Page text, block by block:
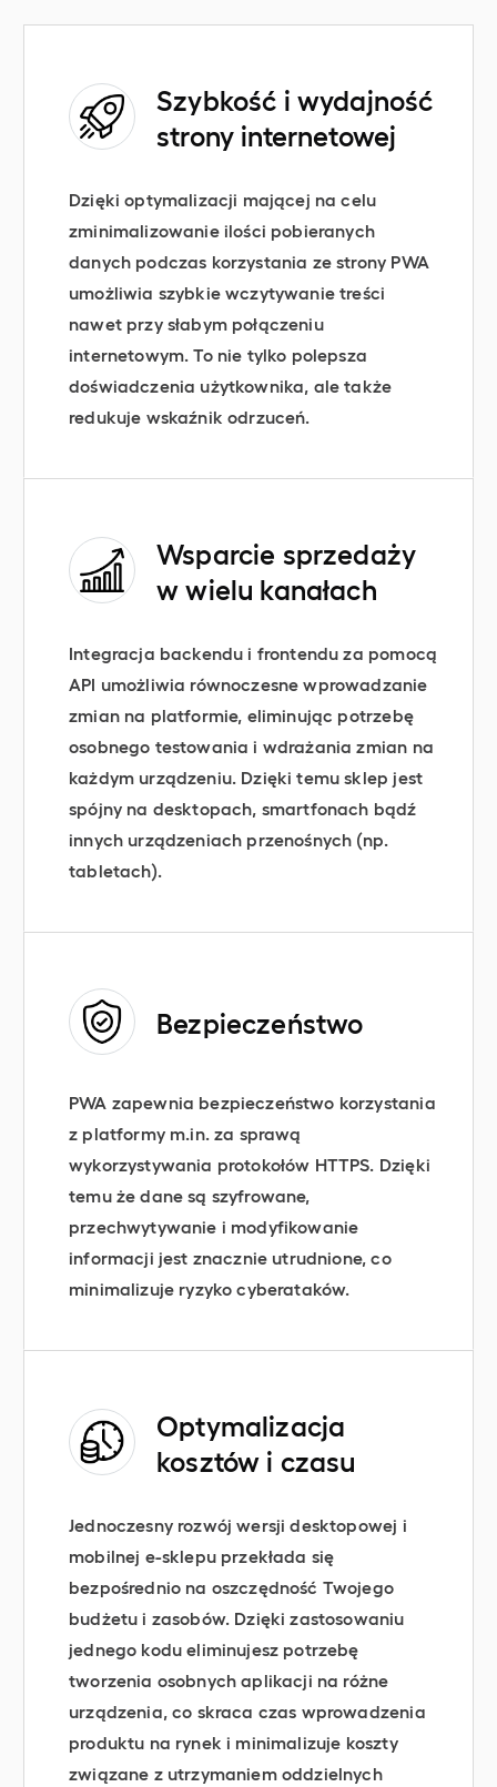
Szybkość i wydajność
strony internetowej
Dzięki optymalizacji mającej na celu
zminimalizowanie ilości pobieranych
danych podczas korzystania ze strony PWA
umożliwia szybkie wczytywanie treści
nawet przy słabym połączeniu
internetowym. To nie tylko polepsza
doświadczenia użytkownika, ale także
redukuje wskaźnik odrzuceń.
Wsparcie sprzedaży
w wielu kanałach
Integracja backendu i frontendu za pomocą
API umożliwia równoczesne wprowadzanie
zmian na platformie, eliminując potrzebę
osobnego testowania i wdrażania zmian na
każdym urządzeniu. Dzięki temu sklep jest
spójny na desktopach, smartfonach bądź
innych urządzeniach przenośnych (np.
tabletach).
Bezpieczeństwo
PWA zapewnia bezpieczeństwo korzystania
z platformy m.in. za sprawą
wykorzystywania protokołów HTTPS. Dzięki
temu że dane są szyfrowane,
przechwytywanie i modyfikowanie
informacji jest znacznie utrudnione, co
minimalizuje ryzyko cyberataków.
Optymalizacja
kosztów i czasu
Jednoczesny rozwój wersji desktopowej i
mobilnej e-sklepu przekłada się
bezpośrednio na oszczędność Twojego
budżetu i zasobów. Dzięki zastosowaniu
jednego kodu eliminujesz potrzebę
tworzenia osobnych aplikacji na różne
urządzenia, co skraca czas wprowadzenia
produktu na rynek i minimalizuje koszty
związane z utrzymaniem oddzielnych